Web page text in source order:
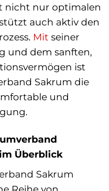
nicht nur optimalen
auch aktiv den
Mit seiner
und dem sanften,
ist
Sakrum die
und
Überblick
Sakrum